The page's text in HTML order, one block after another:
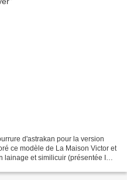
d'astrakan pour la version
ce modèle de La Maison Victor et
et similicuir (présentée ICI